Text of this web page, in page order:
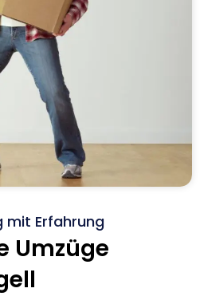
mit Erfahrung
Umzüge